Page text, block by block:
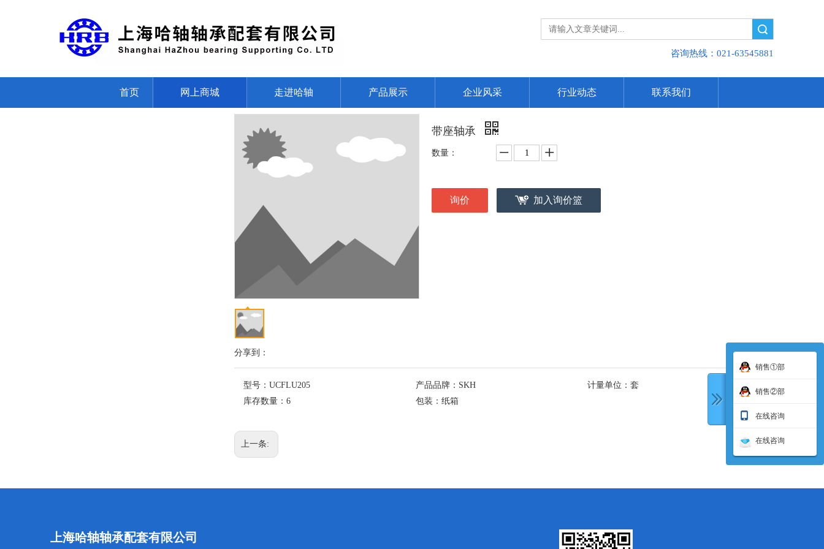
咨询热线：021-63545881
首页 网上商城 走进哈轴 产品展示 企业风采 行业动态 联系我们
分享到：
带座轴承
数量：
询价 加入询价篮
型号： UCFLU205 产品品牌： SKH 计量单位： 套
库存数量： 6 包装： 纸箱
上一条: 下一条:
销售①部
销售②部
在线咨询
在线咨询
上海哈轴轴承配套有限公司